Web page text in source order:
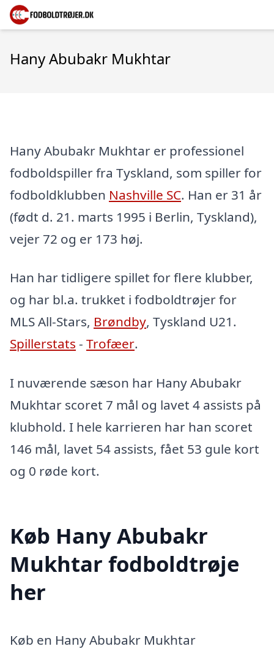
Hany Abubakr Mukhtar
Hany Abubakr Mukhtar er professionel
fodboldspiller fra Tyskland, som spiller for
fodboldklubben Nashville SC. Han er 31 år
(født d. 21. marts 1995 i Berlin, Tyskland),
vejer 72 og er 173 høj.
Han har tidligere spillet for flere klubber,
og har bl.a. trukket i fodboldtrøjer for
MLS All-Stars, Brøndby, Tyskland U21.
Spillerstats - Trofæer.
I nuværende sæson har Hany Abubakr
Mukhtar scoret 7 mål og lavet 4 assists på
klubhold. I hele karrieren har han scoret
146 mål, lavet 54 assists, fået 53 gule kort
og 0 røde kort.
Køb Hany Abubakr
Mukhtar fodboldtrøje
her
Køb en Hany Abubakr Mukhtar